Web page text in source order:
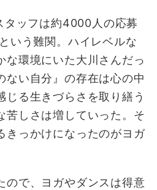
タッフは約4000人の応募
いう難関。ハイレベルな
な環境にいた大川さんだっ
ない自分』の存在は心の中
じる生きづらさを取り繕う
苦しさは増していった。そ
きっかけになったのがヨガ
ので、ヨガやダンスは得意